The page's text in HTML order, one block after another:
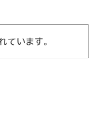
ています。